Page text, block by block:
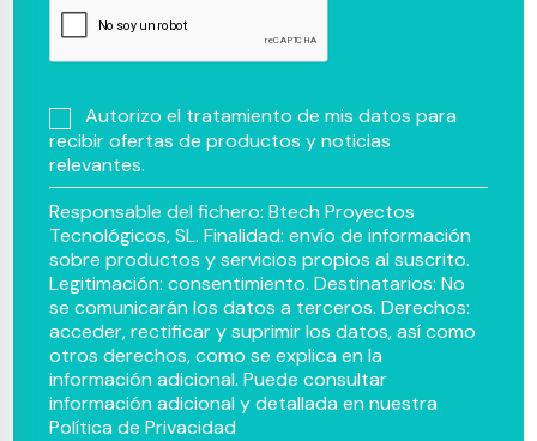
Autorizo el tratamiento de mis datos para
recibir ofertas de productos y noticias
relevantes.
Responsable del fichero: Btech Proyectos
Tecnológicos, SL. Finalidad: envío de información
sobre productos y servicios propios al suscrito.
Legitimación: consentimiento. Destinatarios: No
se comunicarán los datos a terceros. Derechos:
acceder, rectificar y suprimir los datos, así como
otros derechos, como se explica en la
información adicional. Puede consultar
información adicional y detallada en nuestra
Política de Privacidad